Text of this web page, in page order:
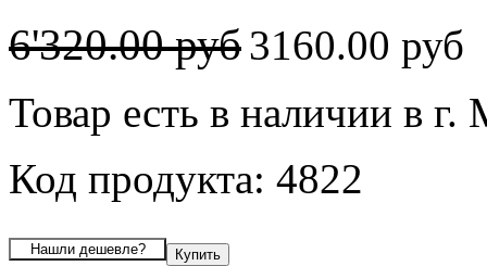
6'320.00 руб3160.00 руб
Товар есть в наличии в г.
Код продукта: 4822